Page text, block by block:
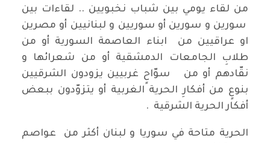
من لقاء يومي بين شباب نخبويين .. لقاءات بين
سورين و سورين أو سوريين و لبنانيين أو مصرين
او عراقيين من ابناء العاصمة السورية أو من
طلابِ الجامعات الدمشقية أو من شعرائها و
نقّادهم أو من سوّاحٍ غربيين يزودون الشرقيين
بنوعٍ من أفكارِ الحرية الغربية أو يتزوّدون ببعض
أفكار الحرية الشرقية .
الحرية متاحة في سوريا و لبنان أكثر من عواصم